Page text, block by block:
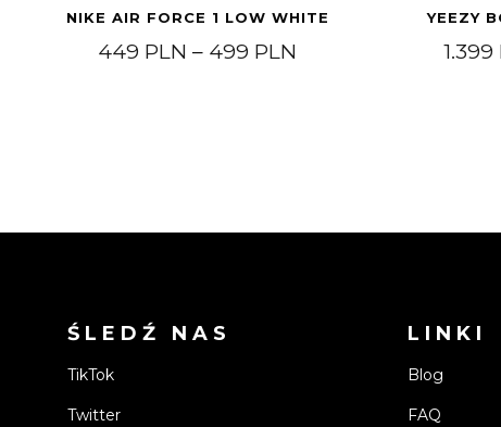
NIKE AIR FORCE 1 LOW WHITE
449 PLN – 499 PLN Zakres cen: od 449
YEEZY
1.399
ŚLEDŹ NAS
TikTok
Twitter
LINKI
Blog
FAQ